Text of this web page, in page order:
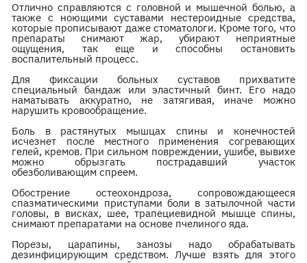
Отлично справляются с головной и мышечной болью, а
также с ноющими суставами нестероидные средства,
которые прописывают даже стоматологи. Кроме того, что
препараты снимают жар, убирают неприятные
ощущения, так еще и способны остановить
воспалительный процесс.
Для фиксации больных суставов прихватите
специальный бандаж или эластичный бинт. Его надо
наматывать аккуратно, не затягивая, иначе можно
нарушить кровообращение.
Боль в растянутых мышцах спины и конечностей
исчезнет после местного применения согревающих
гелей, кремов. При сильном повреждении, ушибе, вывихе
можно обрызгать пострадавший участок
обезболивающим спреем.
Обострение остеохондроза, сопровождающееся
спазматическими приступами боли в затылочной части
головы, в висках, шее, трапециевидной мышце спины,
снимают препаратами на основе пчелиного яда.
Порезы, царапины, занозы надо обрабатывать
дезинфицирующим средством. Лучше взять для этого